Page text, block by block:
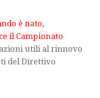
è nato,
il Campionato
utili al rinnovo
del Direttivo